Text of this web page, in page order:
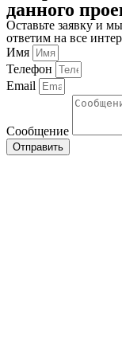
данного
Оставьте заявку и
ответим на все
Имя
Телефон
Email
Сообщение
Отправить